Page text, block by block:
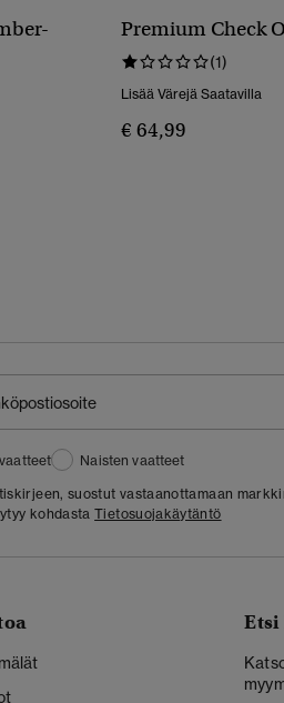
Premium Check
(1)
Lisää Värejä Saatavilla
€ 64,99
Naisten vaatteet
suostut vastaanottamaan
kohdastaTietosuojakäytäntö